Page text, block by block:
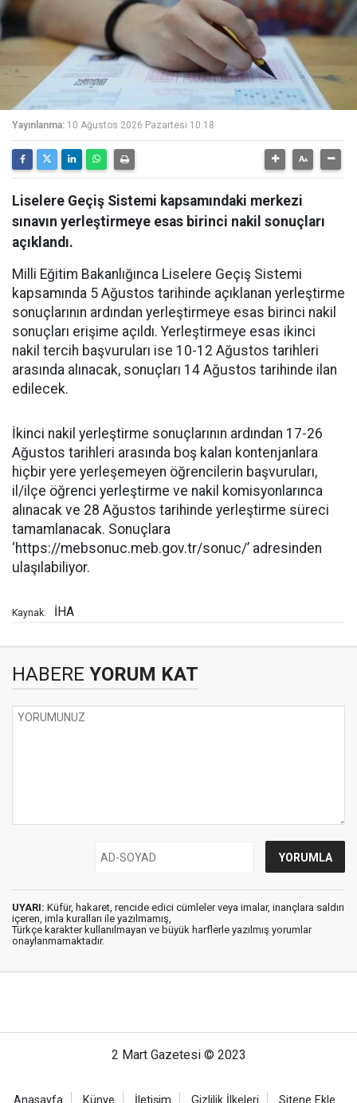
Yayınlanma: 10 Ağustos 2026 Pazartesi 10:18
Liselere Geçiş Sistemi kapsamındaki merkezi
sınavın yerleştirmeye esas birinci nakil sonuçları
açıklandı.
Milli Eğitim Bakanlığınca Liselere Geçiş Sistemi
kapsamında 5 Ağustos tarihinde açıklanan yerleştirme
sonuçlarının ardından yerleştirmeye esas birinci nakil
sonuçları erişime açıldı. Yerleştirmeye esas ikinci
nakil tercih başvuruları ise 10-12 Ağustos tarihleri
arasında alınacak, sonuçları 14 Ağustos tarihinde ilan
edilecek.
İkinci nakil yerleştirme sonuçlarının ardından 17-26
Ağustos tarihleri arasında boş kalan kontenjanlara
hiçbir yere yerleşemeyen öğrencilerin başvuruları,
il/ilçe öğrenci yerleştirme ve nakil komisyonlarınca
alınacak ve 28 Ağustos tarihinde yerleştirme süreci
tamamlanacak. Sonuçlara
‘https://mebsonuc.meb.gov.tr/sonuc/’ adresinden
ulaşılabiliyor.
Kaynak: İHA
HABERE YORUM KAT
UYARI: Küfür, hakaret, rencide edici cümleler veya imalar, inançlara saldırı
içeren, imla kuralları ile yazılmamış,
Türkçe karakter kullanılmayan ve büyük harflerle yazılmış yorumlar
onaylanmamaktadır.
2 Mart Gazetesi © 2023
Anasayfa Künye İletişim Gizlilik İlkeleri Sitene Ekle